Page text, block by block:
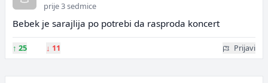
prije 3 sedmice
Bebek je sarajlija po potrebi da rasproda koncert
↑ 25 ↓ 11 Prijavi